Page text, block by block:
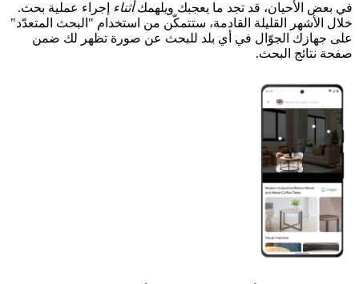
في بعض الأحيان، قد تجد ما يعجبك ويلهمكأثناء إجراء عملية بحث.
خلال الأشهر القليلة القادمة، ستتمكّن من استخدام "البحث المتعدّد"
على جهازك الجوّال في أي بلد للبحث عن صورة تظهر لك ضمن
صفحة نتائج البحث.